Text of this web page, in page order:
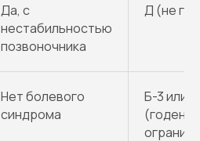
Да, с
нестабильностью
позвоночника
Д (не
Нет болевого
синдрома
Б-3 или
(годен с